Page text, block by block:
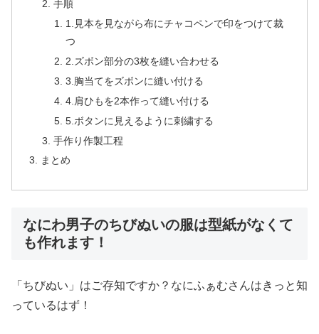
手順
1.見本を見ながら布にチャコペンで印をつけて裁
つ
2.ズボン部分の3枚を縫い合わせる
3.胸当てをズボンに縫い付ける
4.肩ひもを2本作って縫い付ける
5.ボタンに見えるように刺繍する
手作り作製工程
まとめ
なにわ男子のちびぬいの服は型紙がなくて
も作れます！
「ちびぬい」はご存知ですか？なにふぁむさんはきっと知
っているはず！